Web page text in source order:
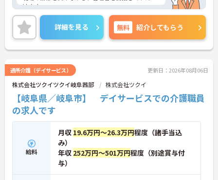
けます。
お休みや福利厚生も充実しておりますので、プライ
ベートも充実して過ごせます。
ご興味ある方は、ご連絡くださいませ。
詳細を見る 無料 紹介してもらう
通所介護（デイサービス） 更新日：2026年08月06日
株式会社ツクイツクイ岐阜茜部 株式会社ツクイ
【岐阜県／岐阜市】 デイサービスでの介護職員
の求人です
給料
月収 19.6万円～26.3万円程度（諸手当込
み）
年収 252万円～501万円程度（別途賞与付
与）